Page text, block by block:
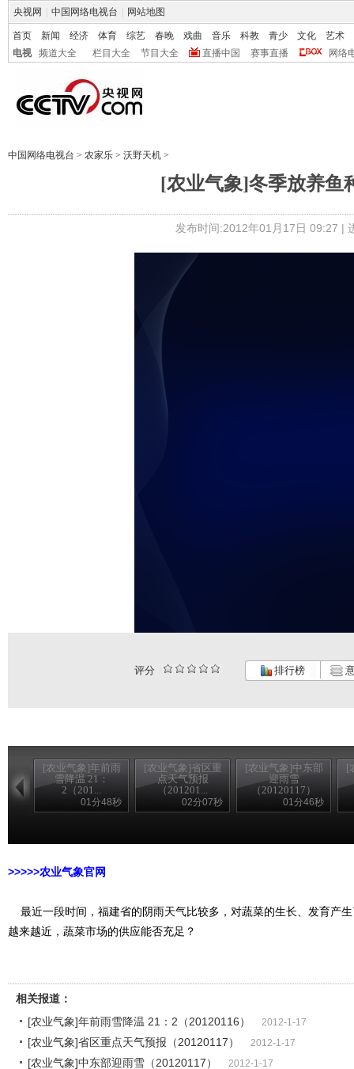
央视网 中国网络电视台 网站地图
首页 新闻 经济 体育 综艺 春晚 戏曲 音乐 科教 青少 文化
艺术
电视
频道大全 栏目大全 节目大全 直播中国 赛事直播 网络
中国网络电视台 > 农家乐 > 沃野天机 >
[农业气象]冬季放养鱼
发布时间:2012年01月17日 09:27 |
评分 排行榜
[农业气象]年前雨
雪降温 21：
2（201...
01分48秒
[农业气象]省区重
点天气预报
（201201...
02分07秒
[农业气象]中东部
迎雨雪
（20120117）
01分46秒
[
>>>>>农业气象官网
最近一段时间，福建省的阴雨天气比较多，对蔬菜的生长、发育产
越来越近，蔬菜市场的供应能否充足？
相关报道：
[农业气象]年前雨雪降温 21：2（20120116）
2012-1-17
[农业气象]省区重点天气预报（20120117） 2012-1-17
[农业气象]中东部迎雨雪（20120117） 2012-1-17